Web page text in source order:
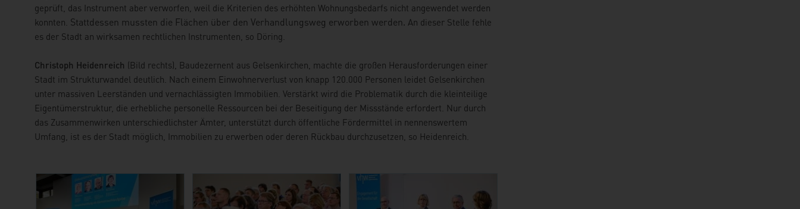
geprüft, das Instrument aber verworfen, weil die Kriterien des erhöhten Wohnungsbedarfs nicht angewendet werden
konnten. Stattdessen mussten die Flächen über den Verhandlungsweg erworben werden. An dieser Stelle fehle
es der Stadt an wirksamen rechtlichen Instrumenten, so Döring.
Christoph Heidenreich (Bild rechts), Baudezernent aus Gelsenkirchen, machte die großen Herausforderungen einer
Stadt im Strukturwandel deutlich. Nach einem Einwohnerverlust von knapp 120.000 Personen leidet Gelsenkirchen
unter massiven Leerständen und vernachlässigten Immobilien. Verstärkt wird die Problematik durch die kleinteilige
Eigentümerstruktur, die erhebliche personelle Ressourcen bei der Beseitigung der Missstände erfordert. Nur durch
das Zusammenwirken unterschiedlichster Ämter, unterstützt durch öffentliche Fördermittel in nennenswertem
Umfang, ist es der Stadt möglich, Immobilien zu erwerben oder deren Rückbau durchzusetzen, so Heidenreich.